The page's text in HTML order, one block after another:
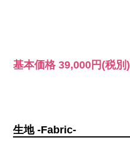
基本価格39,000円 (税別)
生地 -Fabric-